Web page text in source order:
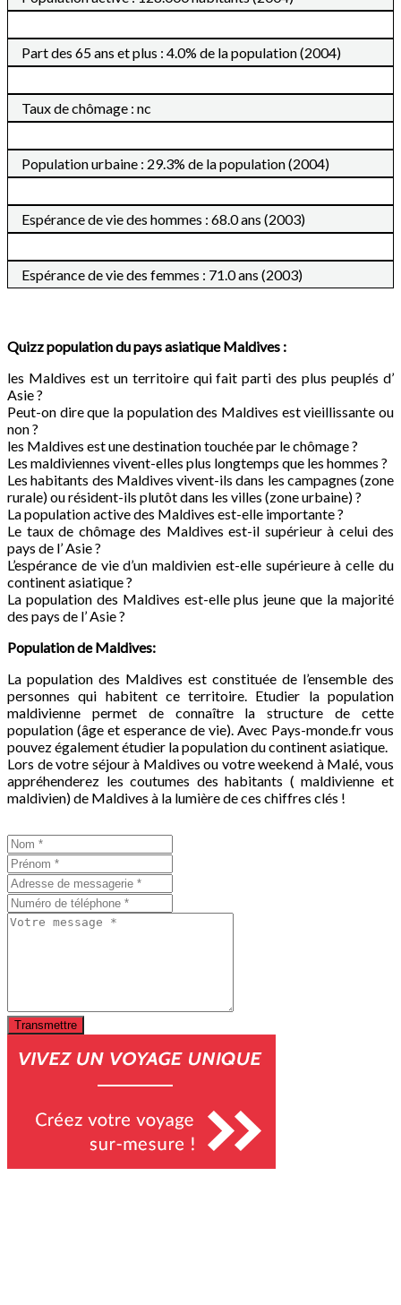
Part des 65 ans et plus : 4.0% de la population (2004)
Taux de chômage : nc
Population urbaine : 29.3% de la population (2004)
Espérance de vie des hommes : 68.0 ans (2003)
Espérance de vie des femmes : 71.0 ans (2003)
Quizz population du pays asiatique Maldives :
les Maldives est un territoire qui fait parti des plus peuplés d’
Asie ?
Peut-on dire que la population des Maldives est vieillissante ou
non ?
les Maldives est une destination touchée par le chômage ?
Les maldiviennes vivent-elles plus longtemps que les hommes ?
Les habitants des Maldives vivent-ils dans les campagnes (zone
rurale) ou résident-ils plutôt dans les villes (zone urbaine) ?
La population active des Maldives est-elle importante ?
Le taux de chômage des Maldives est-il supérieur à celui des
pays de l’ Asie ?
L’espérance de vie d’un maldivien est-elle supérieure à celle du
continent asiatique ?
La population des Maldives est-elle plus jeune que la majorité
des pays de l’ Asie ?
Population deMaldives:
La population des Maldives est constituée de l’ensemble des
personnes qui habitent ce territoire. Etudier la population
maldivienne permet de connaître la structure de cette
population (âge et esperance de vie). Avec Pays-monde.fr vous
pouvez également étudier la population du continent asiatique.
Lors de votre séjour à Maldives ou votre weekend à Malé, vous
appréhenderez les coutumes des habitants ( maldivienne et
maldivien) de Maldives à la lumière de ces chiffres clés !